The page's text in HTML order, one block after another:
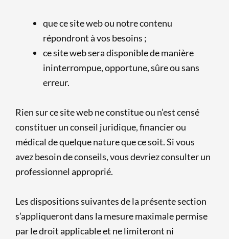
que ce site web ou notre contenu
répondront à vos besoins ;
ce site web sera disponible de manière
ininterrompue, opportune, sûre ou sans
erreur.
Rien sur ce site web ne constitue ou n’est censé
constituer un conseil juridique, financier ou
médical de quelque nature que ce soit. Si vous
avez besoin de conseils, vous devriez consulter un
professionnel approprié.
Les dispositions suivantes de la présente section
s’appliqueront dans la mesure maximale permise
par le droit applicable et ne limiteront ni